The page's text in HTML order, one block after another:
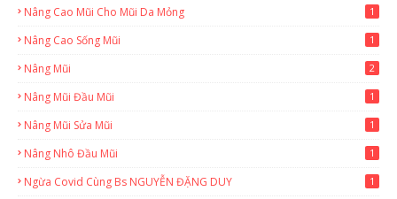
Nâng Cao Mũi Cho Mũi Da Mỏng 1
Nâng Cao Sống Mũi 1
Nâng Mũi 2
Nâng Mũi Đầu Mũi 1
Nâng Mũi Sửa Mũi 1
Nâng Nhô Đầu Mũi 1
Ngừa Covid Cùng Bs NGUYỄN ĐẶNG DUY 1